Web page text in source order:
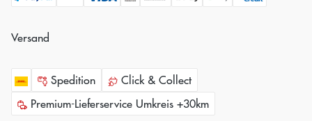
Versand
Spedition
Click & Collect
Premium-Lieferservice Umkreis +30km